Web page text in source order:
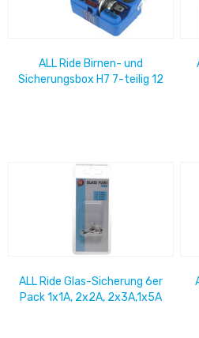
ALL Ride Birnen- und
Sicherungsbox H7 7-teilig 12
ALL Ride Glas-Sicherung 6er
Pack 1x1A, 2x2A, 2x3A,1x5A